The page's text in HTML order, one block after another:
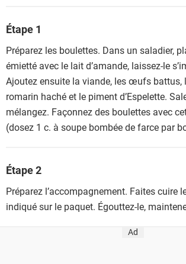
Étape 1
Préparez les boulettes. Dans un saladier,
émietté avec le lait d’amande, laissez-le
Ajoutez ensuite la viande, les œufs battus,
romarin haché et le piment d’Espelette.
mélangez. Façonnez des boulettes avec
(dosez 1 c. à soupe bombée de farce par
Étape 2
Préparez l’accompagnement. Faites cuire
indiqué sur le paquet. Égouttez-le,
Ad